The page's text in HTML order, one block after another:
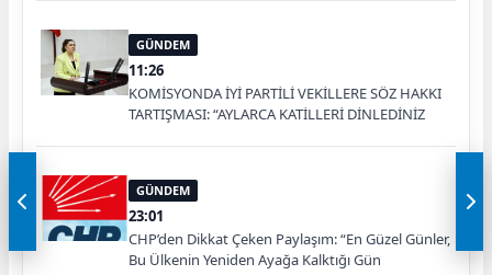
GÜNDEM
11:26
KOMİSYONDA İYİ PARTİLİ VEKİLLERE SÖZ HAKKI
TARTIŞMASI: “AYLARCA KATİLLERİ DİNLEDİNİZ
GÜNDEM
23:01
CHP’den Dikkat Çeken Paylaşım: “En Güzel Günler,
Bu Ülkenin Yeniden Ayağa Kalktığı Gün